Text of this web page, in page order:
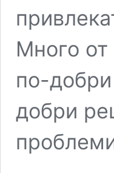
Много от
по-
добри